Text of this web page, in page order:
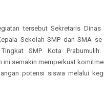
tersebut Sekretaris Dinas
Sekolah SMP dan SMA
SMP Kota Prabumulih.
ini semakin memperkuat
potensi siswa melalui